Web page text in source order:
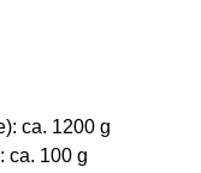
ca. 1200 g
ca. 100 g